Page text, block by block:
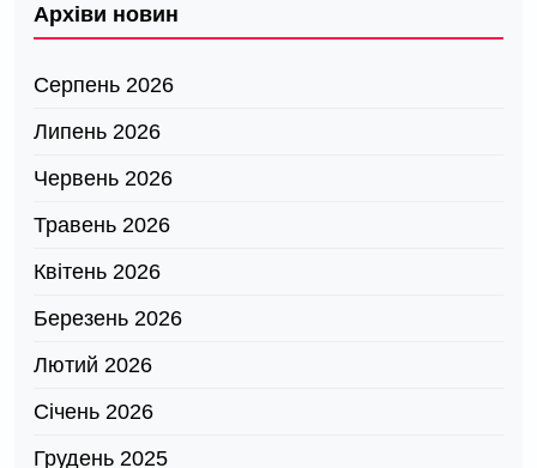
Архіви новин
Серпень 2026
Липень 2026
Червень 2026
Травень 2026
Квітень 2026
Березень 2026
Лютий 2026
Січень 2026
Грудень 2025